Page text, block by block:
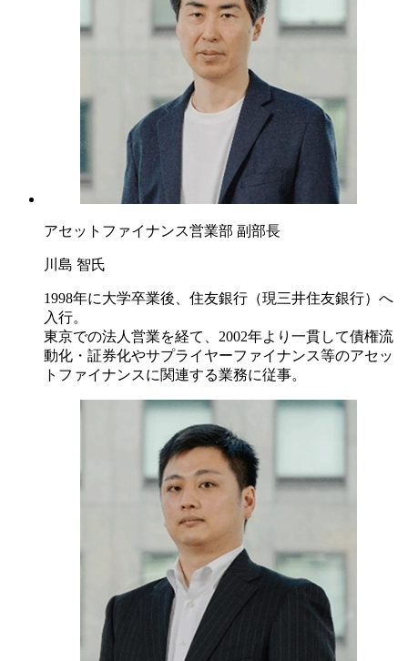
アセットファイナンス営業部 副部長
川島 智氏
1998年に大学卒業後、住友銀行（現三井住友銀行）へ
入行。
東京での法人営業を経て、2002年より一貫して債権流
動化・証券化やサプライヤーファイナンス等のアセッ
トファイナンスに関連する業務に従事。